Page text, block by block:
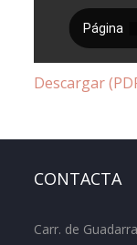
Descargar
CONTACTA
Carr. de